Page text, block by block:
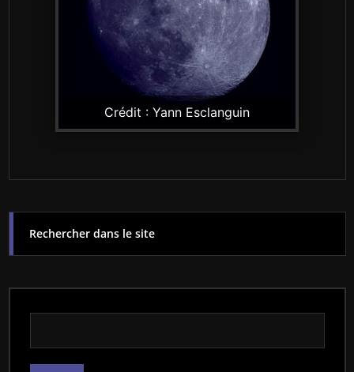
Crédit : Yann Esclanguin
Rechercher dans le site
Rechercher dans le site